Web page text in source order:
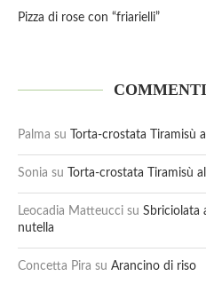
Pizza di rose con “friarielli”
Palma su Torta-crostata Tiramisù
Sonia su Torta-crostata Tiramisù
Leocadia Matteucci su Sbriciolata
nutella
Concetta Pira su Arancino di riso